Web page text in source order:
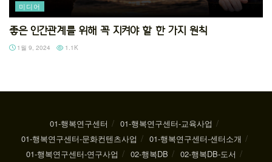
미디어
좋은 인간관계를 위해 꼭 지켜야 할 한 가지 원칙
1월 9, 2024 1.1K
01-행복연구센터
01-행복연구센터-교육사업
01-행복연구센터-문화컨텐츠사업
01-행복연구센터-센터소개
01-행복연구센터-연구사업
02-행복DB
02-행복DB-도서